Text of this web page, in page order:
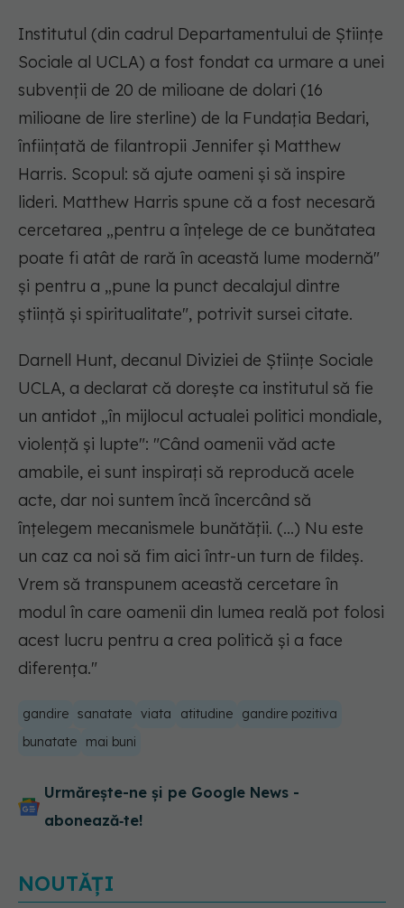
Institutul (din cadrul Departamentului de Științe
Sociale al UCLA) a fost fondat ca urmare a unei
subvenții de 20 de milioane de dolari (16
milioane de lire sterline) de la Fundația Bedari,
înființată de filantropii Jennifer și Matthew
Harris. Scopul: să ajute oameni și să inspire
lideri. Matthew Harris spune că a fost necesară
cercetarea „pentru a înțelege de ce bunătatea
poate fi atât de rară în această lume modernă"
și pentru a „pune la punct decalajul dintre
știință și spiritualitate", potrivit sursei citate.
Darnell Hunt, decanul Diviziei de Științe Sociale
UCLA, a declarat că dorește ca institutul să fie
un antidot „în mijlocul actualei politici mondiale,
violență și lupte": "Când oamenii văd acte
amabile, ei sunt inspirați să reproducă acele
acte, dar noi suntem încă încercând să
înțelegem mecanismele bunătății. (...) Nu este
un caz ca noi să fim aici într-un turn de fildeș.
Vrem să transpunem această cercetare în
modul în care oamenii din lumea reală pot folosi
acest lucru pentru a crea politică și a face
diferența."
gandire sanatate viata atitudine
gandire pozitiva
bunatate
mai buni
Urmărește-ne și pe Google News -
abonează‑te!
NOUTĂȚI